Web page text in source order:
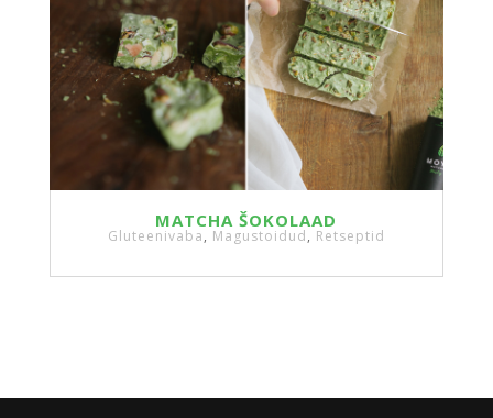
MATCHA ŠOKOLAAD
Gluteenivaba, Magustoidud, Retseptid